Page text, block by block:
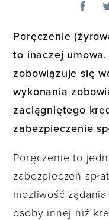
Poręczenie
to inaczej
zobowiązuje się
wykonania
zaciągniętego
zabezpieczenie
Poręczenie to
zabezpieczeń
możliwość
osoby innej niż